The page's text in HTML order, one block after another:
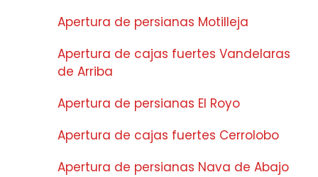
Apertura de persianas Motilleja
Apertura de cajas fuertes Vandelaras
de Arriba
Apertura de persianas El Royo
Apertura de cajas fuertes Cerrolobo
Apertura de persianas Nava de Abajo